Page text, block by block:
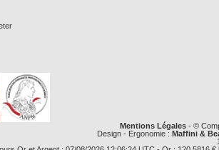
Mentions Légales- ©
Design - Ergonomie : Maffini &